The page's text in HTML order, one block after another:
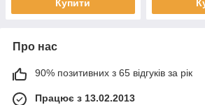
Купити
Про нас
90% позитивних з 65 відгуків за рік
Працює з 13.02.2013